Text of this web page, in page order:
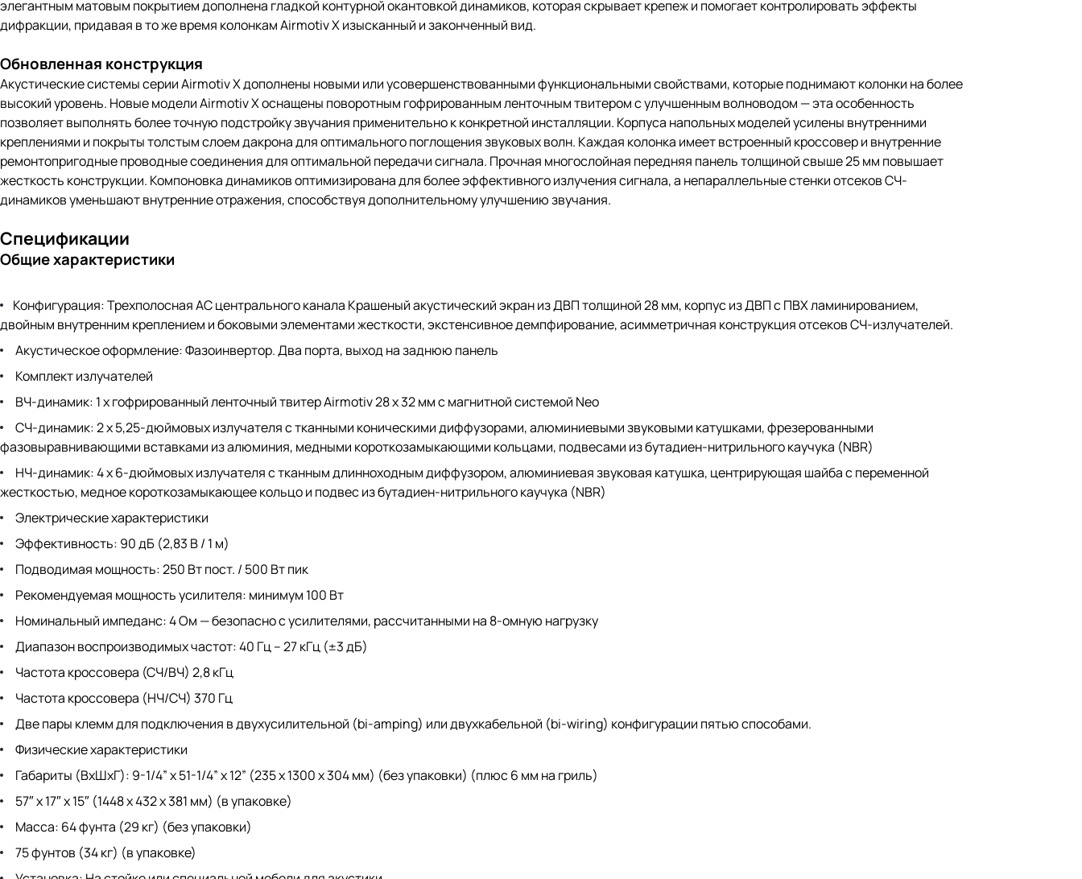
элегантным матовым покрытием дополнена гладкой контурной окантовкой динамиков, которая скрывает крепеж и помогает контролировать эффекты
дифракции, придавая в то же время колонкам Airmotiv X изысканный и законченный вид.
Обновленная конструкция
Акустические системы серии Airmotiv X дополнены новыми или усовершенствованными функциональными свойствами, которые поднимают колонки на более
высокий уровень. Новые модели Airmotiv X оснащены поворотным гофрированным ленточным твитером с улучшенным волноводом — эта особенность
позволяет выполнять более точную подстройку звучания применительно к конкретной инсталляции. Корпуса напольных моделей усилены внутренними
креплениями и покрыты толстым слоем дакрона для оптимального поглощения звуковых волн. Каждая колонка имеет встроенный кроссовер и внутренние
ремонтопригодные проводные соединения для оптимальной передачи сигнала. Прочная многослойная передняя панель толщиной свыше 25 мм повышает
жесткость конструкции. Компоновка динамиков оптимизирована для более эффективного излучения сигнала, а непараллельные стенки отсеков СЧ-
динамиков уменьшают внутренние отражения, способствуя дополнительному улучшению звучания.
Спецификации
Общие характеристики
Конфигурация: Трехполосная АС центрального канала Крашеный акустический экран из ДВП толщиной 28 мм, корпус из ДВП с ПВХ ламинированием,
двойным внутренним креплением и боковыми элементами жесткости, экстенсивное демпфирование, асимметричная конструкция отсеков СЧ-излучателей.
Акустическое оформление: Фазоинвертор. Два порта, выход на заднюю панель
Комплект излучателей
ВЧ-динамик: 1 х гофрированный ленточный твитер Airmotiv 28 x 32 мм с магнитной системой Neo
СЧ-динамик: 2 х 5,25-дюймовых излучателя с тканными коническими диффузорами, алюминиевыми звуковыми катушками, фрезерованными
фазовыравнивающими вставками из алюминия, медными короткозамыкающими кольцами, подвесами из бутадиен-нитрильного каучука (NBR)
НЧ-динамик: 4 х 6-дюймовых излучателя с тканным длинноходным диффузором, алюминиевая звуковая катушка, центрирующая шайба с переменной
жесткостью, медное короткозамыкающее кольцо и подвес из бутадиен-нитрильного каучука (NBR)
Электрические характеристики
Эффективность: 90 дБ (2,83 В / 1 м)
Подводимая мощность: 250 Вт пост. / 500 Вт пик
Рекомендуемая мощность усилителя: минимум 100 Вт
Номинальный импеданс: 4 Ом — безопасно с усилителями, рассчитанными на 8-омную нагрузку
Диапазон воспроизводимых частот: 40 Гц – 27 кГц (±3 дБ)
Частота кроссовера (СЧ/ВЧ) 2,8 кГц
Частота кроссовера (НЧ/СЧ) 370 Гц
Две пары клемм для подключения в двухусилительной (bi-amping) или двухкабельной (bi-wiring) конфигурации пятью способами.
Физические характеристики
Габариты (ВхШхГ): 9-1/4” x 51-1/4” x 12” (235 х 1300 х 304 мм) (без упаковки) (плюс 6 мм на гриль)
57″ x 17″ x 15″ (1448 х 432 х 381 мм) (в упаковке)
Масса: 64 фунта (29 кг) (без упаковки)
75 фунтов (34 кг) (в упаковке)